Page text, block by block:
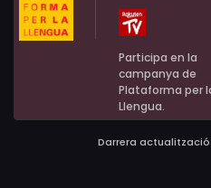
Participa en la
campanya de
Plataforma per
Llengua.
Darrera